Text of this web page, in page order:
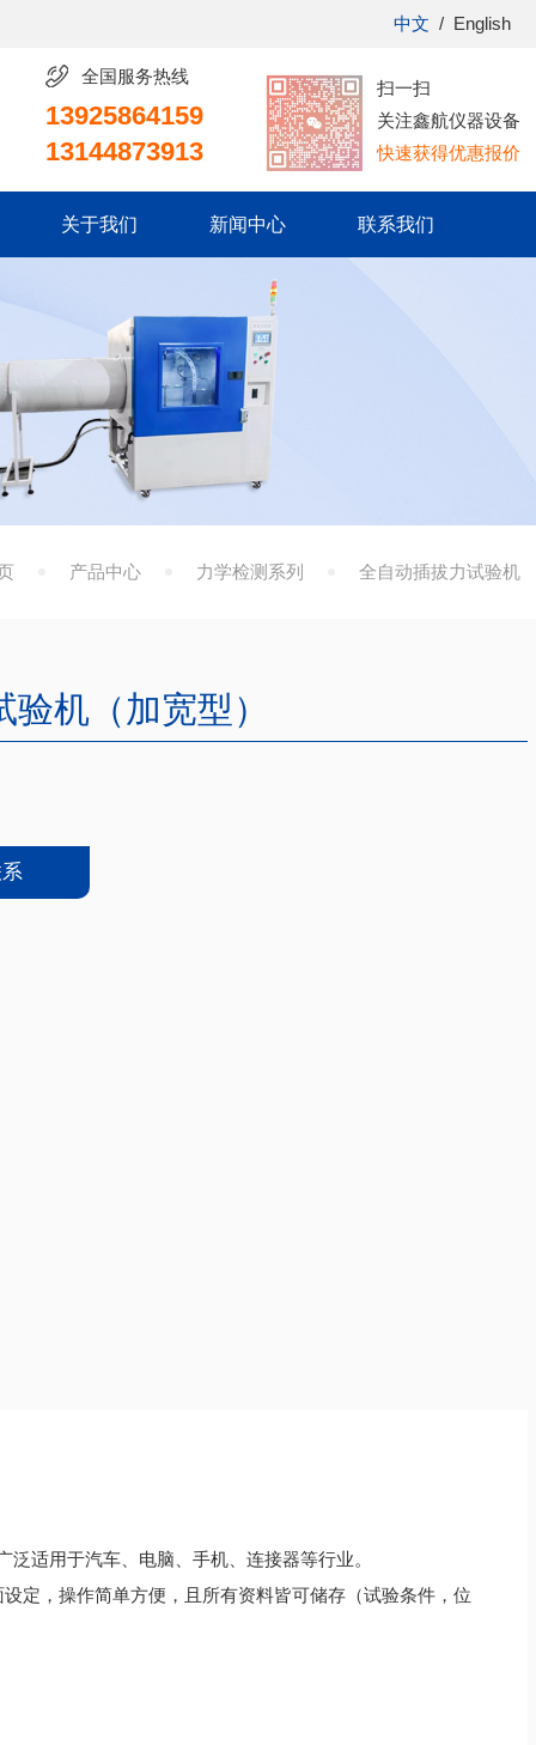
中文 / English
全国服务热线
13925864159
13144873913
扫一扫
关注鑫航仪器设备
快速获得优惠报价
关于我们 新闻中心 联系我们
产品中心 力学检测系列 全自动插拔力试验机
验机（加宽型）
适用于汽车、电脑、手机、连接器等行业。
定，操作简单方便，且所有资料皆可储存（试验条件，位